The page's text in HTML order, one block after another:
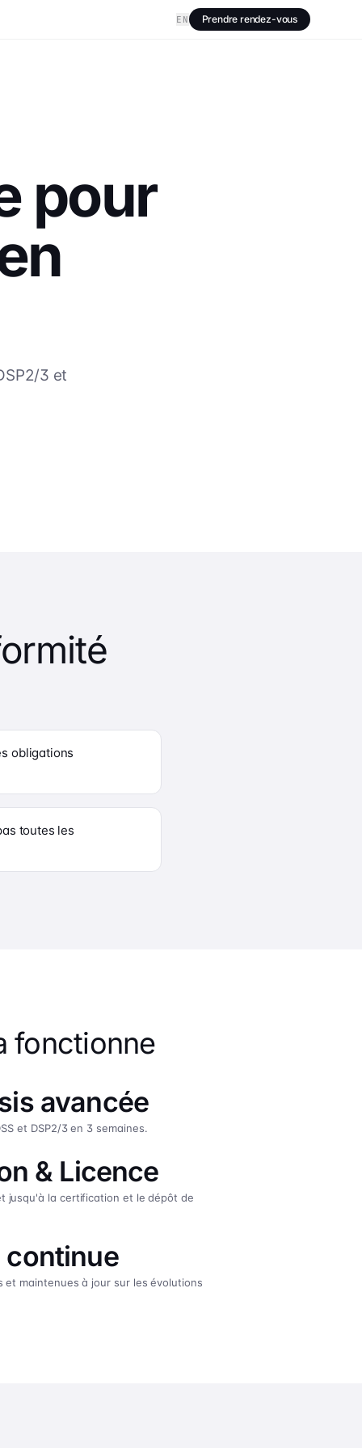
EN Prendre rendez-vous
pour
3 et
obligations
toutes les
fonctionne
avancée
et DSP2/3 en 3 semaines.
& Licence
jusqu'à la certification et le dépôt de
continue
et maintenues à jour sur les évolutions